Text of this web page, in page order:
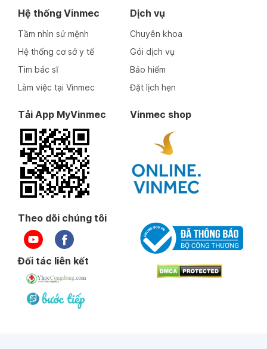
Hệ thống Vinmec
Tầm nhìn sứ mệnh
Hệ thống cơ sở y tế
Tìm bác sĩ
Làm việc tại Vinmec
Dịch vụ
Chuyên khoa
Gói dịch vụ
Bảo hiểm
Đặt lịch hẹn
Tải App MyVinmec Vinmec shop
Theo dõi chúng tôi
Đối tác liên kết